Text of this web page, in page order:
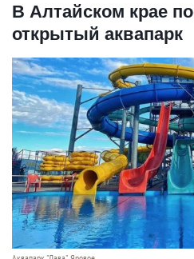
В Алтайском крае
открытый аквапарк